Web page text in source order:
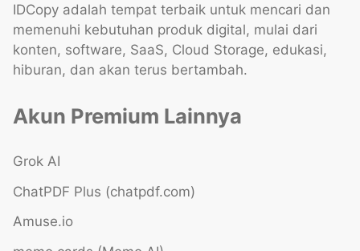
IDCopy adalah tempat terbaik untuk mencari dan
memenuhi kebutuhan produk digital, mulai dari
konten, software, SaaS, Cloud Storage, edukasi,
hiburan, dan akan terus bertambah.
Akun Premium Lainnya
Grok AI
ChatPDF Plus (chatpdf.com)
Amuse.io